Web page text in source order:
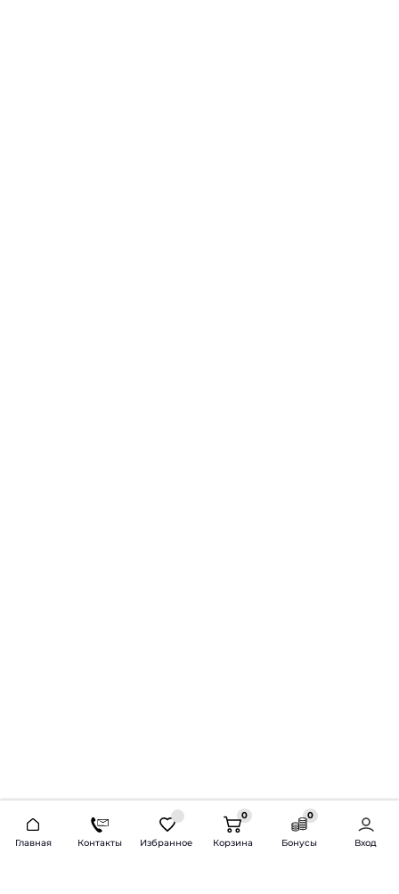
Главная Контакты Избранное
0
Корзина
0
Бонусы Вход
2026 © Продажа и установка автозвука.
Доставка по всей России и СНГ